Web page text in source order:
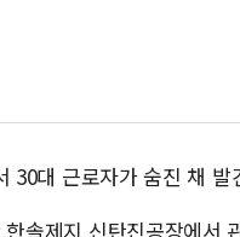
동해
연일
인제
동해시
30대 근로자가 숨진 채 발
솔제지 신탄진공장에서